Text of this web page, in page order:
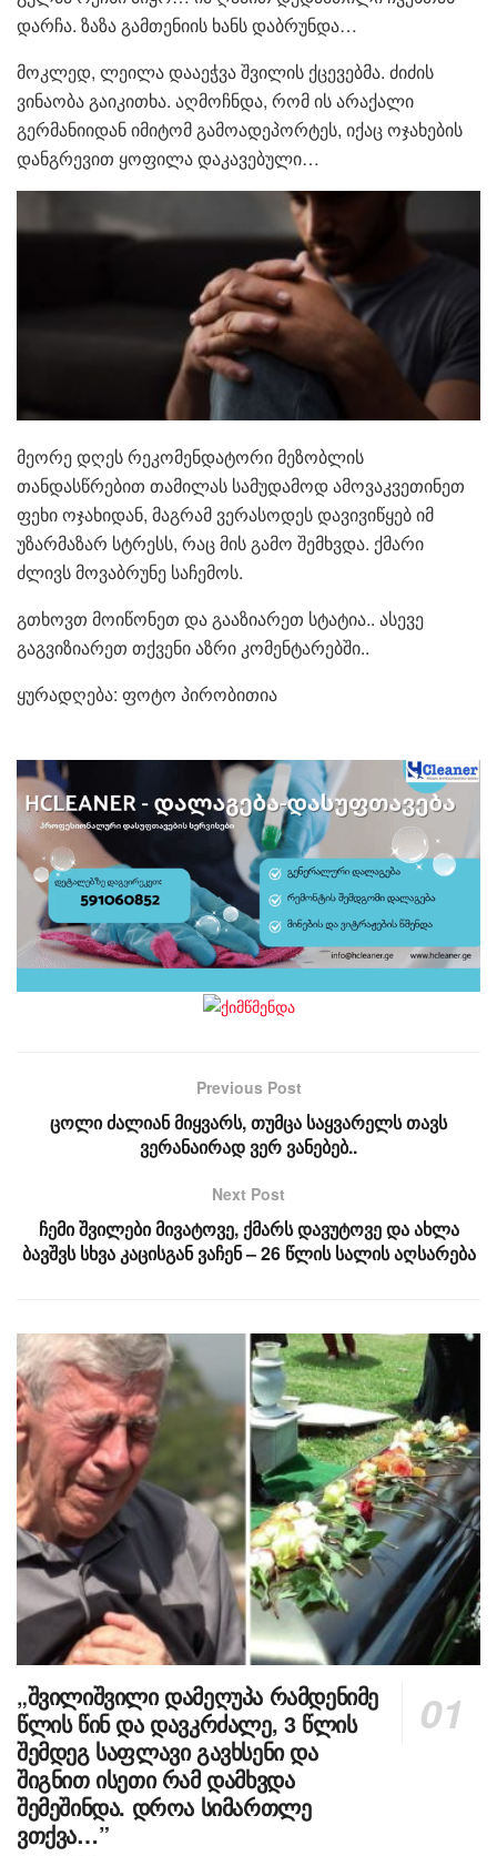
დარჩა. ზაზა გამთენიის ხანს დაბრუნდა…
მოკლედ, ლეილა დააეჭვა შვილის ქცევებმა. ძიძის
ვინაობა გაიკითხა. აღმოჩნდა, რომ ის არაქალი
გერმანიიდან იმიტომ გამოადეპორტეს, იქაც ოჯახების
დანგრევით ყოფილა დაკავებული…
მეორე დღეს რეკომენდატორი მეზობლის
თანდასწრებით თამილას სამუდამოდ ამოვაკვეთინეთ
ფეხი ოჯახიდან, მაგრამ ვერასოდეს დავივიწყებ იმ
უზარმაზარ სტრესს, რაც მის გამო შემხვდა. ქმარი
ძლივს მოვაბრუნე საჩემოს.
გთხოვთ მოიწონეთ და გააზიარეთ სტატია.. ასევე
გაგვიზიარეთ თქვენი აზრი კომენტარებში..
ყურადღება: ფოტო პირობითია
Previous Post
ცოლი ძალიან მიყვარს, თუმცა საყვარელს თავს
ვერანაირად ვერ ვანებებ..
Next Post
ჩემი შვილები მივატოვე, ქმარს დავუტოვე და ახლა
ბავშვს სხვა კაცისგან ვაჩენ – 26 წლის სალის აღსარება
„შვილიშვილი დამეღუპა რამდენიმე
წლის წინ და დავკრძალე, 3 წლის
შემდეგ საფლავი გავხსენი და
შიგნით ისეთი რამ დამხვდა
შემეშინდა. დროა სიმართლე
ვთქვა…”